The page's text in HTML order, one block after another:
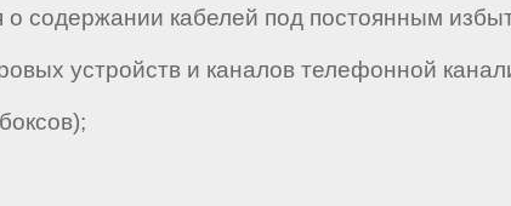
содержании кабелей под постоянным
устройств и каналов телефонной